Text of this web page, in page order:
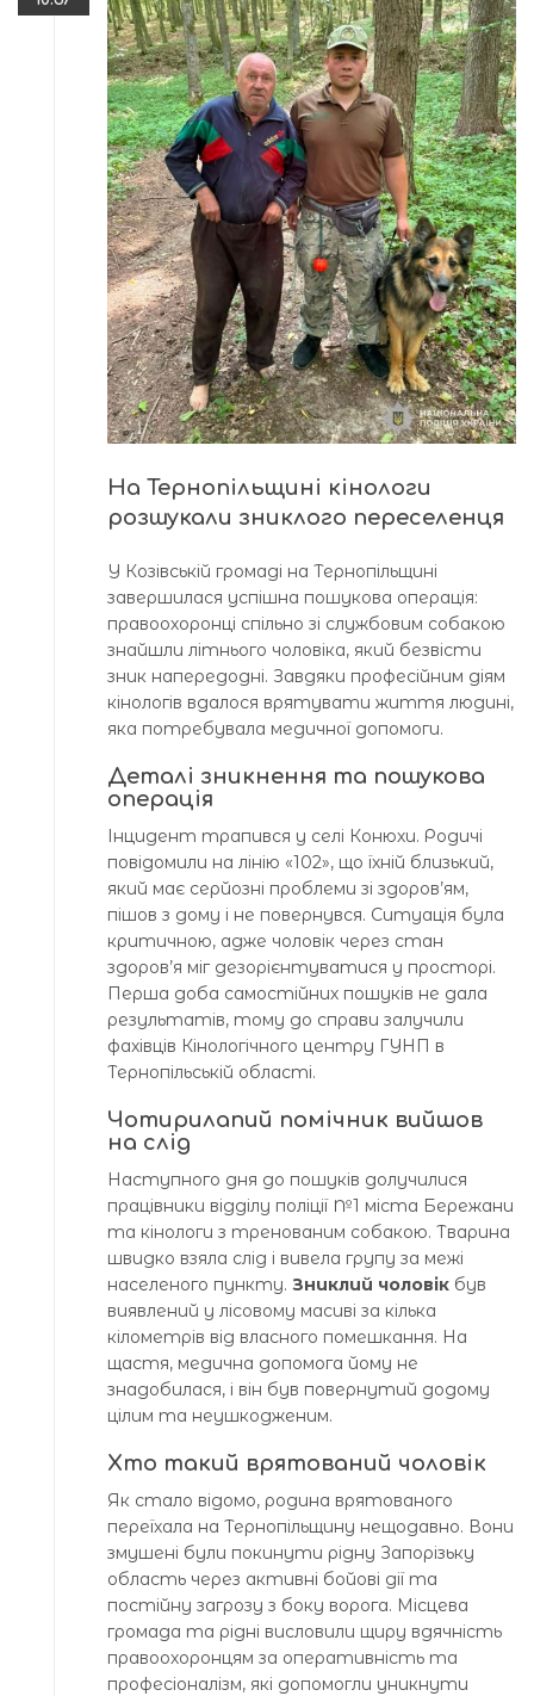
На Тернопільщині кінологи
розшукали зниклого переселенця
У Козівській громаді на Тернопільщині
завершилася успішна пошукова операція:
правоохоронці спільно зі службовим собакою
знайшли літнього чоловіка, який безвісти
зник напередодні. Завдяки професійним діям
кінологів вдалося врятувати життя людині,
яка потребувала медичної допомоги.
Деталі зникнення та пошукова
операція
Інцидент трапився у селі Конюхи. Родичі
повідомили на лінію «102», що їхній близький,
який має серйозні проблеми зі здоров’ям,
пішов з дому і не повернувся. Ситуація була
критичною, адже чоловік через стан
здоров’я міг дезорієнтуватися у просторі.
Перша доба самостійних пошуків не дала
результатів, тому до справи залучили
фахівців Кінологічного центру ГУНП в
Тернопільській області.
Чотирилапий помічник вийшов
на слід
Наступного дня до пошуків долучилися
працівники відділу поліції №1 міста Бережани
та кінологи з тренованим собакою. Тварина
швидко взяла слід і вивела групу за межі
населеного пункту. Зниклий чоловік був
виявлений у лісовому масиві за кілька
кілометрів від власного помешкання. На
щастя, медична допомога йому не
знадобилася, і він був повернутий додому
цілим та неушкодженим.
Хто такий врятований чоловік
Як стало відомо, родина врятованого
переїхала на Тернопільщину нещодавно. Вони
змушені були покинути рідну Запорізьку
область через активні бойові дії та
постійну загрозу з боку ворога. Місцева
громада та рідні висловили щиру вдячність
правоохоронцям за оперативність та
професіоналізм, які допомогли уникнути